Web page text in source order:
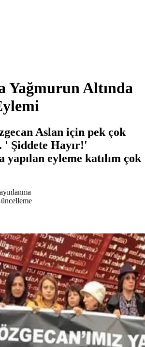
Yağmurun Altında
Aslan için pek çok
' Şiddete Hayır!'
eyleme katılım çok